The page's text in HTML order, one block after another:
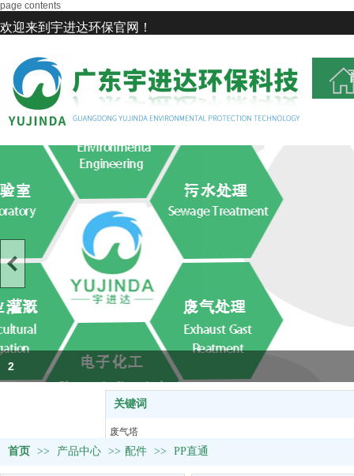
page contents
欢迎来到宇进达环保官网！
2
关键词
废气塔
塑料U型槽
首页 >> 产品中心 >> 配件 >> PP直通